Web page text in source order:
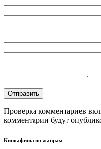
Проверка комментариев
комментарии будут
Киноафиша по жанрам